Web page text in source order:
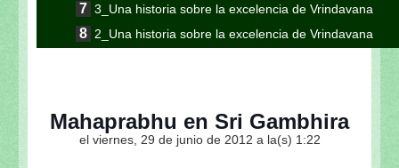
3_Una historia sobre la excelencia de Vrindavana
2_Una historia sobre la excelencia de Vrindavana
1_2_La excelencia de Vrndavana-dhama (Un
3_11_Continuación de la serie “Apreciando a
Sri Radhika
Mahaprabhu en Sri Gambhira
el viernes, 29 de junio de 2012 a la(s) 1:22